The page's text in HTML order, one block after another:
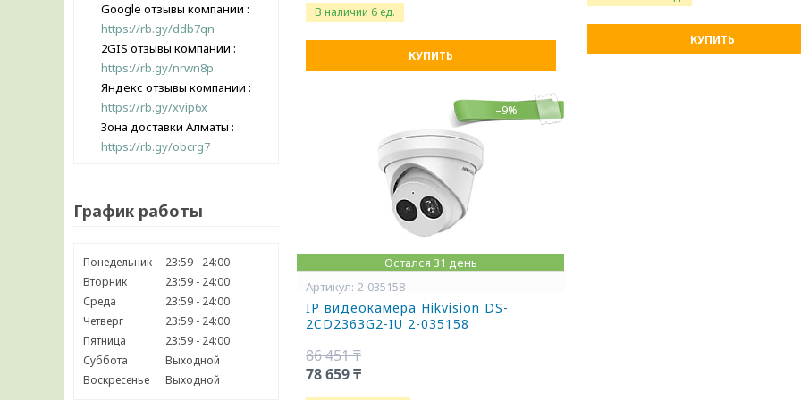
Google отзывы компании
https://rb.gy/ddb7qn
2GIS отзывы компании
https://rb.gy/nrwn8p
Яндекс отзывы компании
https://rb.gy/xvip6x
Зона доставки Алматы
https://rb.gy/obcrg7
График работы
Понедельник 23:59
24:00
Вторник
23:59
24:00
Среда
23:59
24:00
Четверг
23:59
24:00
Пятница
23:59
24:00
Суббота
Выходной
Воскресенье
Выходной
В наличии 6 ед.
КУПИТЬ
КУПИТЬ
–9%
Остался 31 день
2-035158
IP видеокамера Hikvision DS-
2CD2363G2-IU 2-035158
86 451 ₸
78 659 ₸